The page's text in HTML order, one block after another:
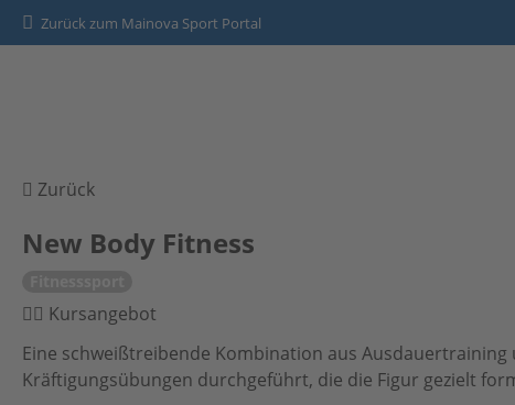
Zurück zum Mainova Sport Portal
HOME
SPORTANGEBOTE
Kontakt
Datenschutz
Impressum
Zurück
New Body Fitness
Kursangebot
Eine schweißtreibende Kombination aus
Kräftigungsübungen durchgeführt, die die Figur gezielt